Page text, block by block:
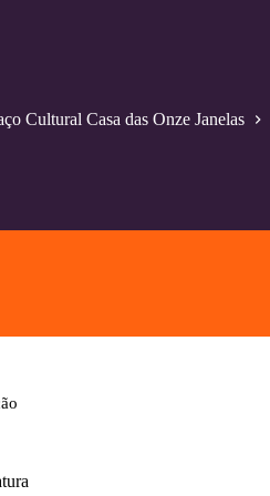
Cultural Casa das Onze Janelas